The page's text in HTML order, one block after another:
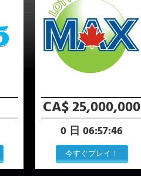
CA$ 25,000,000
0 日 06:57:45
今すぐプレイ！